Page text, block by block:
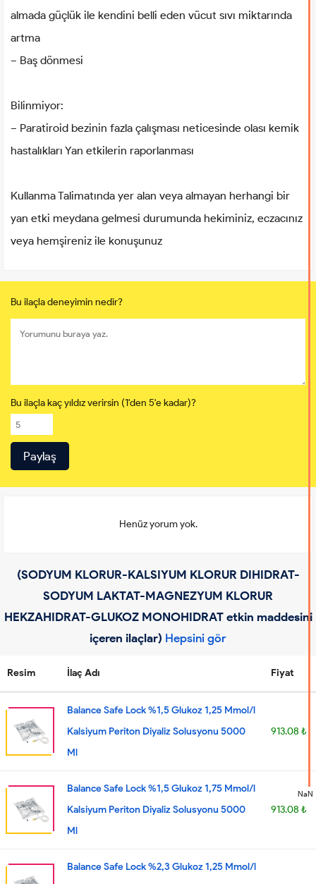
almada güçlük ile kendini belli eden vücut sıvı miktarında
artma
− Baş dönmesi
Bilinmiyor:
− Paratiroid bezinin fazla çalışması neticesinde olası kemik
hastalıkları Yan etkilerin raporlanması
Kullanma Talimatında yer alan veya almayan herhangi bir
yan etki meydana gelmesi durumunda hekiminiz, eczacınız
veya hemşireniz ile konuşunuz
Bu ilaçla deneyimin nedir?
Bu ilaçla kaç yıldız verirsin (1'den 5'e kadar)?
Henüz yorum yok.
(SODYUM KLORUR-KALSIYUM KLORUR DIHIDRAT-
SODYUM LAKTAT-MAGNEZYUM KLORUR
HEKZAHIDRAT-GLUKOZ MONOHIDRAT etkin maddesini
içeren ilaçlar) Hepsini gör
Resim İlaç Adı Fiyat
Balance Safe Lock %1,5 Glukoz 1,25 Mmol/l
Kalsiyum Periton Diyaliz Solusyonu 5000
Ml
913.08 ₺
Balance Safe Lock %1,5 Glukoz 1,75 Mmol/l
Kalsiyum Periton Diyaliz Solusyonu 5000
Ml
913.08 ₺
Balance Safe Lock %2,3 Glukoz 1,25 Mmol/l
NaN